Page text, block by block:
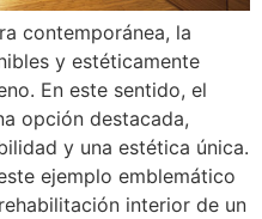
contemporánea, la
y estéticamente
En este sentido, el
opción destacada,
y una estética única.
ejemplo emblemático
interior de un